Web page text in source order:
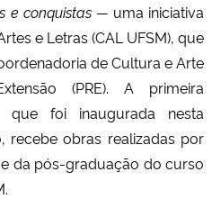
Direitos Humanos
e conquistas — uma iniciativa
e Letras (CAL UFSM), que
de Cultura e Arte
(PRE). A primeira
que foi inaugurada nesta
recebe obras realizadas por
da pós-graduação do curso